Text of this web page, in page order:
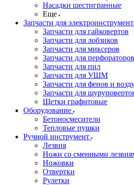
Насадки шестигранные
Еще
Запчасти для
Запчасти для гайковертов
Запчасти для лобзиков
Запчасти для миксеров
Запчасти для перфораторов
Запчасти для пил
Запчасти для УШМ
Запчасти для фенов и
Запчасти для
Щетки графитовые
Оборудование
Бетоносмесители
Тепловые пушки
Ручной инструмент
Лезвия
Ножи со сменными
Ножовки
Отвертки
Рулетки